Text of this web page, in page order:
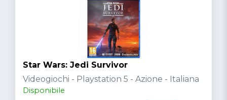
Star Wars: Jedi Survivor
Videogiochi - Playstation 5 - Azione - Italiana
Disponibile